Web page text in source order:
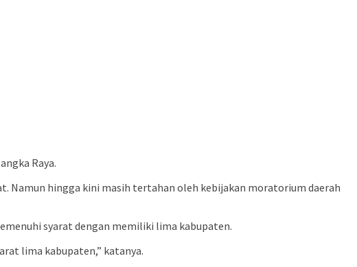
Raya.
Namun hingga kini masih tertahan oleh kebijakan moratorium daerah
syarat dengan memiliki lima kabupaten.
lima kabupaten,” katanya.